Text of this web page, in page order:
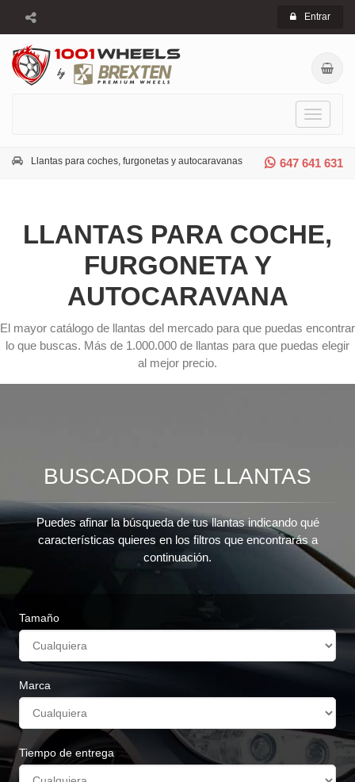
Entrar
Toggle
647 641 631
Llantas para coches, furgonetas y autocaravanas
LLANTAS PARA COCHE,
FURGONETA Y
AUTOCARAVANA
El mayor catálogo de llantas del mercado para que puedas encontrar
lo que buscas. Más de 1.000.000 de llantas para que puedas elegir
al mejor precio.
BUSCADOR DE LLANTAS
Puedes afinar la búsqueda de tus llantas indicando qué
características quieres en los filtros que encontrarás a
continuación.
Tamaño
Marca
Tiempo de entrega